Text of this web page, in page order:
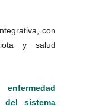
con
y salud
del sistema